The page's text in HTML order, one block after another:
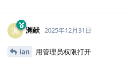
渊 渊献 2025年12月31日
ian 用管理员权限打开